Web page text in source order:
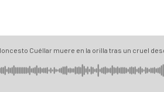
Cuéllar muere en la orilla tras un cruel